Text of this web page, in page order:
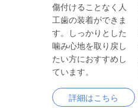
傷付けることなく人
工歯の装着ができま
す。しっかりとした
噛み心地を取り戻し
たい方におすすめし
ています。
詳細はこちら